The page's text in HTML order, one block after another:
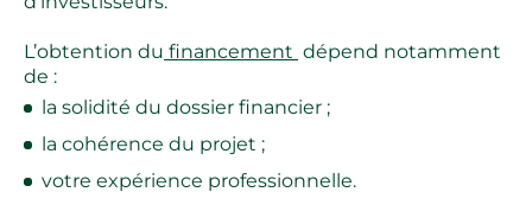
L’obtention du financement dépend notamment
de :
la solidité du dossier financier ;
la cohérence du projet ;
votre expérience professionnelle.